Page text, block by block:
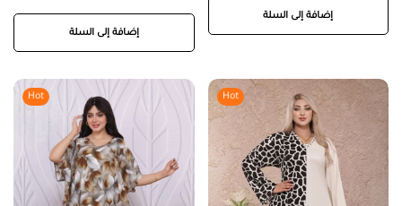
إضافة إلى السلة
إضافة إلى السلة
Hot
Hot